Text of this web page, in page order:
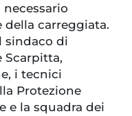
carreggiata.
sindaco di
Scarpitta,
i tecnici
Protezione
e la squadra dei